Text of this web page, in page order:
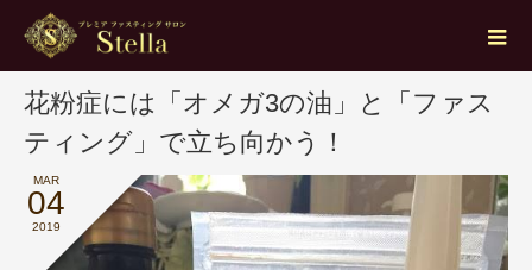
ブログ 健康
花粉症には「オメガ3の油」と「ファス
ティング」で立ち向かう！
MAR
04
2019